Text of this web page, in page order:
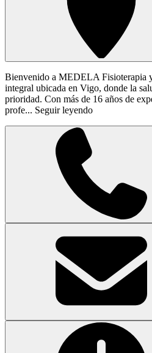
Bienvenido a MEDELA Fisioterapia
integral ubicada en Vigo, donde la
prioridad. Con más de 16 años de
profe... Seguir leyendo